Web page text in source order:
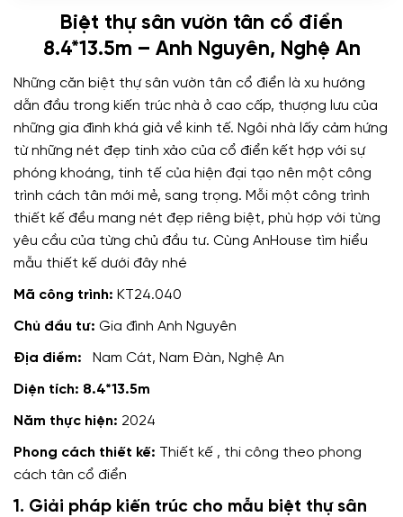
Biệt thự sân vườn tân cổ điển
8.4*13.5m – Anh Nguyên, Nghệ An
Những căn biệt thự sân vườn tân cổ điển là xu hướng
dẫn đầu trong kiến trúc nhà ở cao cấp, thượng lưu của
những gia đình khá giả về kinh tế. Ngôi nhà lấy cảm hứng
từ những nét đẹp tinh xảo của cổ điển kết hợp với sự
phóng khoáng, tinh tế của hiện đại tạo nên một công
trình cách tân mới mẻ, sang trọng. Mỗi một công trình
thiết kế đều mang nét đẹp riêng biệt, phù hợp với từng
yêu cầu của từng chủ đầu tư. Cùng AnHouse tìm hiểu
mẫu thiết kế dưới đây nhé
Mã công trình: KT24.040
Chủ đầu tư: Gia đình Anh Nguyên
Địa điểm: Nam Cát, Nam Đàn, Nghệ An
Diện tích: 8.4*13.5m
Năm thực hiện: 2024
Phong cách thiết kế: Thiết kế , thi công theo phong
cách tân cổ điển
1. Giải pháp kiến trúc cho mẫu biệt thự sân